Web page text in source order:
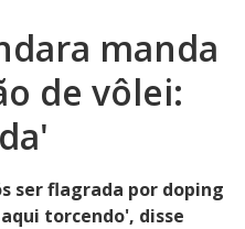
manda
de vôlei:
ser flagrada por doping
torcendo', disse